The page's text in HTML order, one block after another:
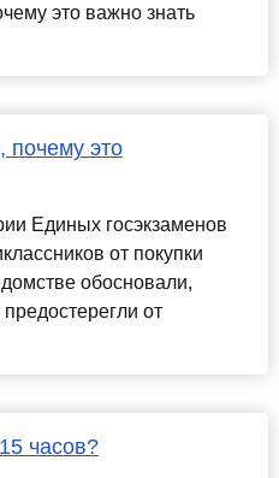
это важно знать
почему это
Единых госэкзаменов
от покупки
обосновали,
от
часов?